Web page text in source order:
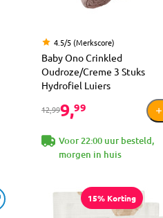
4.5/5 (Merkscore)
Baby Ono Crinkled
Oudroze/Creme 3 Stuks
Hydrofiel Luiers
12,999,99
Voor 22:00 uur besteld,
morgen in huis
15% Korting